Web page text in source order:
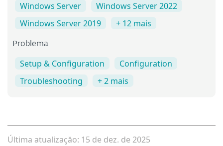
Windows Server
Windows Server 2022
Windows Server 2019
+ 12 mais
Problema
Setup & Configuration
Configuration
Troubleshooting
+ 2 mais
Última atualizaçăo: 15 de dez. de 2025